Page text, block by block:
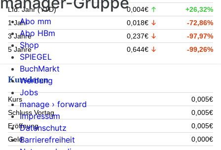
Lfd. Jahr (YTD)
0,004€
+26,32%
1 Jahr
0,018€
-72,86%
3 Jahre
0,237€
-97,97%
5 Jahre
0,644€ -99,26%
Kursdaten
Kurs
0,005€
Schluss Vortag
0,005€
Eröffnung
0,005€
Geld
0,000€
Abo mm
Abo HBm
Shop
SPIEGEL
BuchMarkt
Werbung
Jobs
manage › forward
Impressum
Datenschutz
Barrierefreiheit